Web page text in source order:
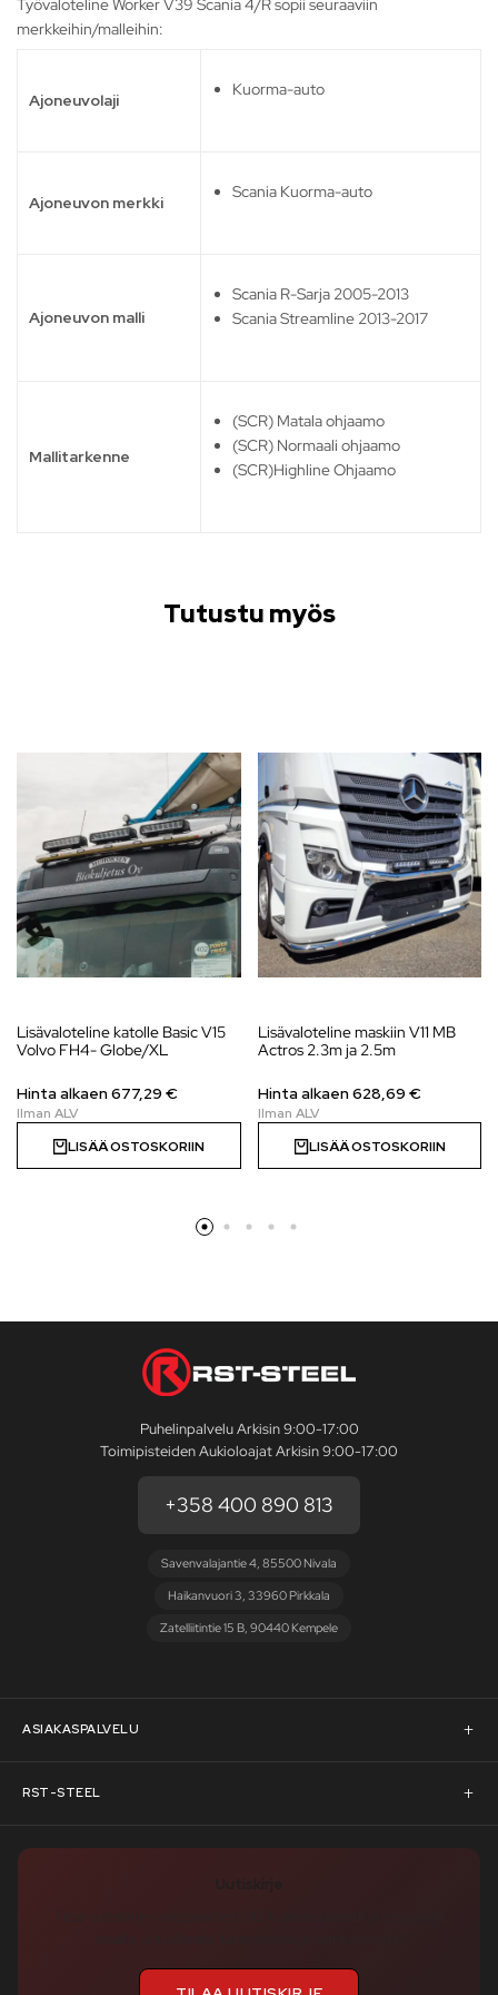
Työvaloteline Worker V39 Scania 4/R sopii seuraaviin
merkkeihin/malleihin:
Ajoneuvolaji
Kuorma-auto
Ajoneuvon merkki
Scania Kuorma-auto
Ajoneuvon malli
Scania R-Sarja 2005-2013
Scania Streamline 2013-2017
Mallitarkenne
(SCR) Matala ohjaamo
(SCR) Normaali ohjaamo
(SCR)Highline Ohjaamo
Tutustu myös
Lisävaloteline katolle Basic V15
Volvo FH4- Globe/XL
Hinta alkaen677,29 €
LISÄÄ OSTOSKORIIN
Lisävaloteline maskiin V11 MB
Actros 2.3m ja 2.5m
Hinta alkaen628,69 €
LISÄÄ OSTOSKORIIN
Puhelinpalvelu Arkisin 9:00-17:00
Toimipisteiden Aukioloajat Arkisin 9:00-17:00
+358 400 890 813
Savenvalajantie 4, 85500 Nivala
Haikanvuori 3, 33960 Pirkkala
Zatelliitintie 15 B, 90440 Kempele
ASIAKASPALVELU
Asiakaspalvelu
Pyydä tarjous
RST-STEEL
RST-Steelin tarina
Tukku-asiakkaaksi
Uutiskirje